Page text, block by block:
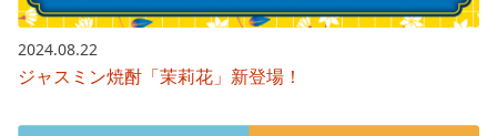
2024.08.22
ジャスミン焼酎「茉莉花」新登場！